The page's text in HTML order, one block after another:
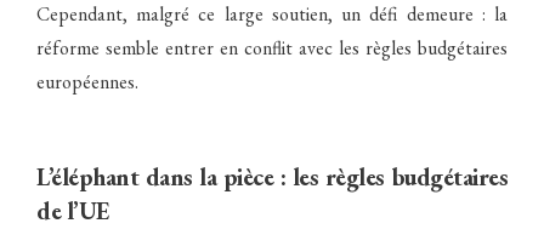
Cependant, malgré ce large soutien, un défi demeure : la
réforme semble entrer en conflit avec les règles budgétaires
européennes.
L’éléphant dans la pièce : les règles budgétaires
de l’UE